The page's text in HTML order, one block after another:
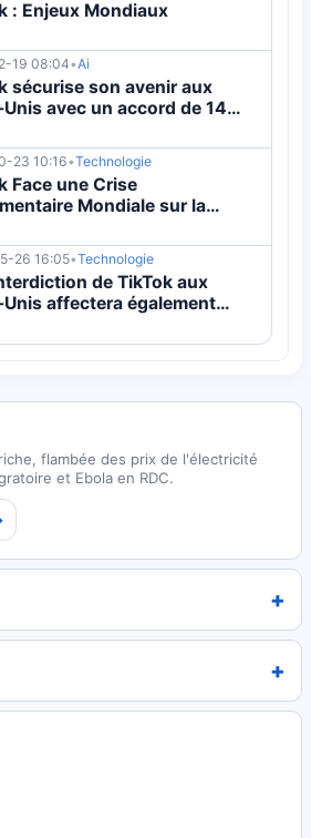
: Enjeux Mondiaux
19 08:04•Ai
sécurise son avenir aux
avec un accord de 14
23 10:16•Technologie
Face une Crise
Mondiale sur la
26 16:05•Technologie
de TikTok aux
affectera également
flambée des prix de l'électricité
et Ebola en RDC.